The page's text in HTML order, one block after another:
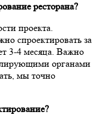
ресторана?
проекта.
спроектировать за
3-4 месяца. Важно
органами
мы точно